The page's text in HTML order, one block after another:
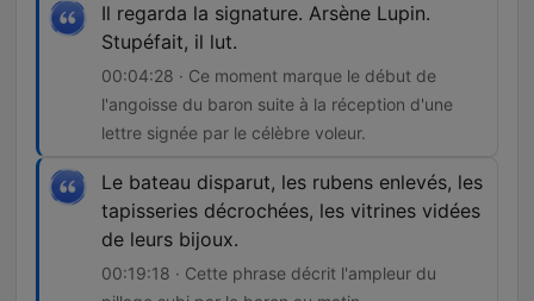
Il regarda la signature. Arsène Lupin.
Stupéfait, il lut.
00:04:28 · Ce moment marque le début de
l'angoisse du baron suite à la réception d'une
lettre signée par le célèbre voleur.
Le bateau disparut, les rubens enlevés, les
tapisseries décrochées, les vitrines vidées
de leurs bijoux.
00:19:18 · Cette phrase décrit l'ampleur du